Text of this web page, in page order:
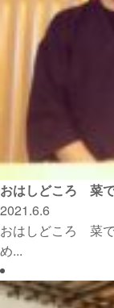
おはしどころ 菜
2021.6.6
おはしどころ 菜
め...